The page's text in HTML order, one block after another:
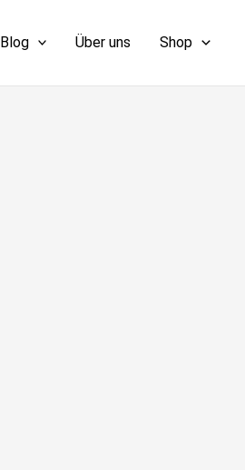
Blog Über uns Shop